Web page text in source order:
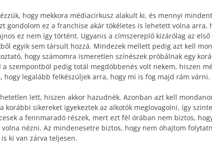
hogy mekkora médiacirkusz alakult ki, és mennyi
gondolom ez a franchise akár tökéletes is lehetett volna arra,
ez nem így történt. Ugyanis a címszereplő kizárólag az
egyik sem társult hozzá. Mindezek mellett pedig azt kell
hogy számomra ismeretlen színészek próbálnak egy
szempontból pedig totál megdöbbenés volt nekem, hiszen
hogy legalább felkészüljek arra, hogy mi is fog majd rám várni.
lett, hiszen akkor hazudnék. Azonban azt kell
korábbi sikereket igyekeztek az alkotók meglovagolni, így
a fennmaradó részek, mert ezt fél órában nem biztos,
nézni. Az mindenesetre biztos, hogy nem óhajtom
ki van zárva teljesen.